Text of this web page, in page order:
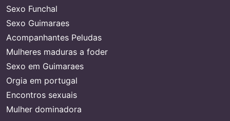
Sexo Funchal
Sexo Guimaraes
Acompanhantes Peludas
Mulheres maduras a foder
Sexo em Guimaraes
Orgia em portugal
Encontros sexuais
Mulher dominadora